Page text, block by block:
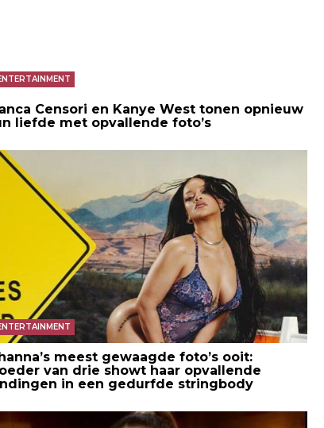
Censori en Kanye West tonen opnieuw
liefde met opvallende foto’s
meest gewaagde foto’s ooit:
van drie showt haar opvallende
in een gedurfde stringbody